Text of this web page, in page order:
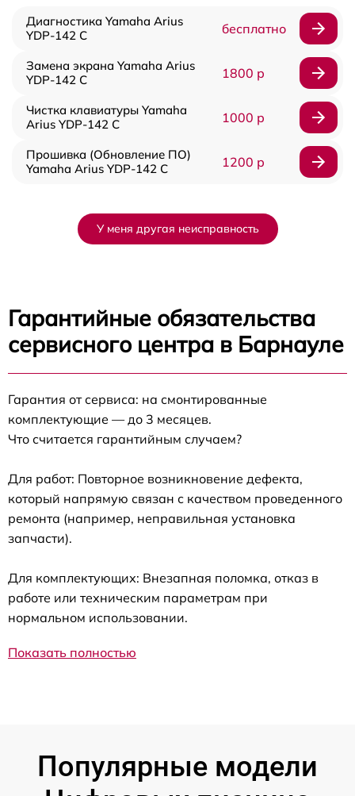
Диагностика Yamaha Arius
YDP-142 C
бесплатно
Замена экрана Yamaha Arius
YDP-142 C
1800 р
Чистка клавиатуры Yamaha
Arius YDP-142 C
1000 р
Прошивка (Обновление ПО)
Yamaha Arius YDP-142 C
1200 р
У меня другая неисправность
Гарантийные обязательства
сервисного центра в Барнауле
Гарантия от сервиса: на смонтированные
комплектующие — до 3 месяцев.
Что считается гарантийным случаем?
Для работ: Повторное возникновение дефекта,
который напрямую связан с качеством проведенного
ремонта (например, неправильная установка
запчасти).
Для комплектующих: Внезапная поломка, отказ в
работе или техническим параметрам при
нормальном использовании.
Показать полностью
Популярные модели